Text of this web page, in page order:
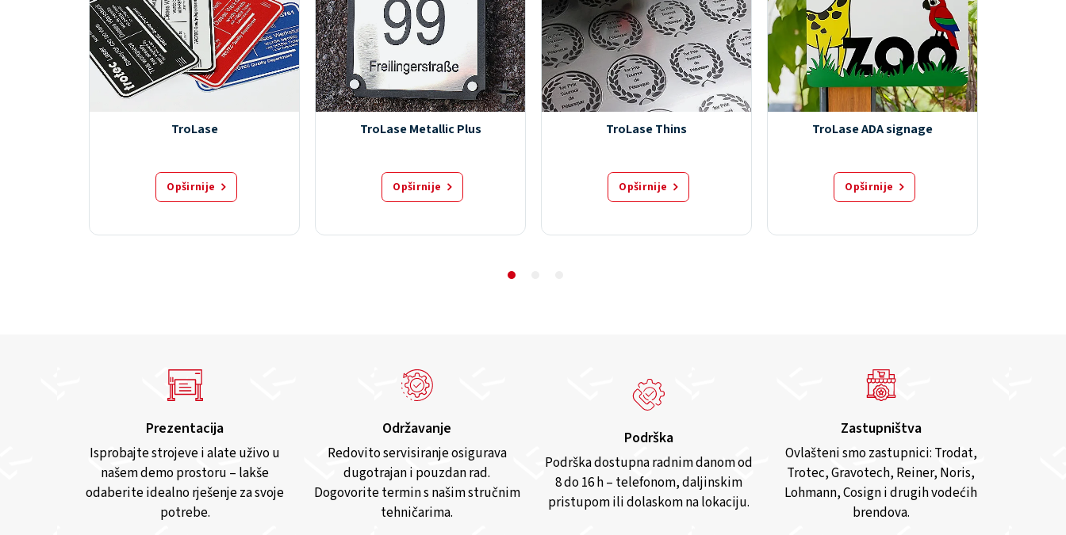
TroLase
Opširnije
TroLase Metallic Plus
Opširnije
TroLase Thins
Opširnije
TroLase ADA signage
Opširnije
Prezentacija
Isprobajte strojeve i alate uživo u
našem demo prostoru – lakše
odaberite idealno rješenje za svoje
potrebe.
Održavanje
Redovito servisiranje osigurava
dugotrajan i pouzdan rad.
Dogovorite termin s našim stručnim
tehničarima.
Podrška
Podrška dostupna radnim danom od
8 do 16 h – telefonom, daljinskim
pristupom ili dolaskom na lokaciju.
Zastupništva
Ovlašteni smo zastupnici: Trodat,
Trotec, Gravotech, Reiner, Noris,
Lohmann, Cosign i drugih vodećih
brendova.